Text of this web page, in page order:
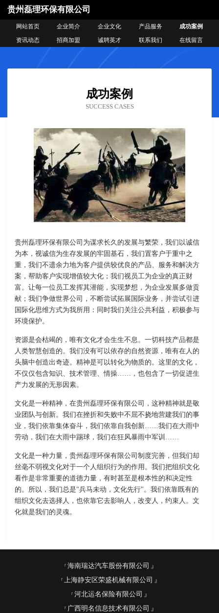
贵州磊理环保有限公司
网站首页 企业简介 企业文化 产品服务
成功案例
资讯动态
招商加盟 诚聘英才 联系我们 在线留言
成功案例
SUCCESS CASES
贵州磊理环保有限公司为谋求长久的发展与繁荣，我们以诚信
为本，视诚信为生存发展的牢固基石，我们置客户于重中之
重，我们不遗余力地为客户提供较优良的产品、服务和解决方
案，帮助客户实现增值较大化；我们视员工为企业的真正财
富。让每一位员工发挥其潜能，实现梦想，为企业发展多做贡
献；我们争做世界公司，不断尝试拓展国际业务，并尝试引进
国际化思维方式为我所用：同时我们关注公共利益，积极参与
环境保护。
资源是会枯竭的，唯有文化才会生生不息。一切科技产品都是
人类智慧创造的。我们没有可以依存的自然资源，唯有在人的
头脑中创造出奇迹。精神是可以转化为物质的。这里的文化，
不仅仅包含知识、技术管理、情操……，也包含了一切促进生
产力发展的无形因素。
文化是一种精神，在贵州磊理环保有限公司，这种精神就是敬
业团队与创新。我们在挫折和失败中不屈不挠地营建我们的事
业，我们依靠集体奋斗，我们依靠自我创新……我们在大雨中
劳动，我们在大雨中踢球，我们在狂风暴雨中军训……
文化是一种力量，贵州磊理环保有限公司制度完善，但我们却
丝毫不弱视文化对于一个人组织行为的作用。我们把组织文化
看作是非常重要的道德力量，有时甚至是根本性的和决定性
的。所以，我们总是"兵马未动，文化先行"。我们依靠既有的
组织文化去选择人，也依靠它去影响人，改变人，约束人。文
化就是我们的灵魂。
海南瑞达汽车股份有限公司
上海静安区荣盛机械有限公司
河北运名保险有限公司
广西明名信息技术有限公司